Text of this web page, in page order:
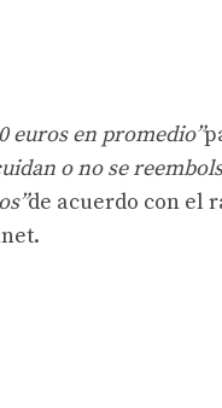
euros en promedio”
o no se
de acuerdo con el